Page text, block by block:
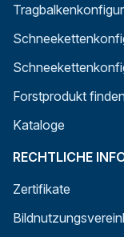
Forstprodukt
Kataloge
RECHTLICHE
Zertifikate